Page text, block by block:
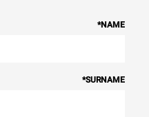
NAME
*
SURNAME
*